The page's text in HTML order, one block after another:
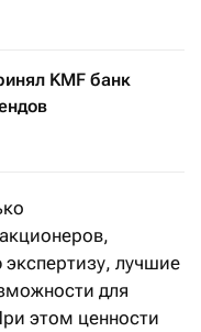
KMF банк
лучшие
для
этом ценности